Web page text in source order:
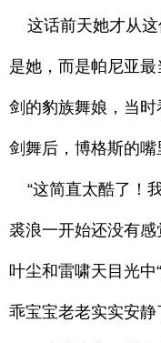
这话前天她才从这
是她，而是帕尼亚
剑的豹族舞娘，当
剑舞后，博格斯的嘴
“这简直太酷了！
裘浪一开始还没有
叶尘和雷啸天目光中
乖宝宝老老实实安静